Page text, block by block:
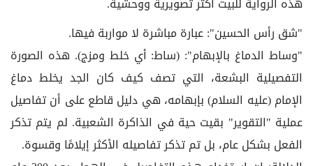
"شق رأس الحسين": عبارة مباشرة لا مواربة فيها.
"وساط الدماغ بالإبهام": (ساط: أي خلط ومزج). هذه الصورة
التفصيلية البشعة، التي تصف كيف كان الجد يخلط دماغ
الإمام (عليه السلام) بإبهامه، هي دليل قاطع على أن تفاصيل
عملية "التقوير" بقيت حية في الذاكرة الشعبية. لم يتم تذكر
الفعل بشكل عام، بل تم تذكر تفاصيله الأكثر إيلامًا وقسوة.